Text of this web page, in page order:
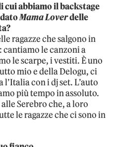
cui abbiamo il backstage
Mama Loverdelle
ragazze che salgono in
le canzoni a
le scarpe, i vestiti. È uno
mio e della Delogu, ci
con i dj set. L’auto
più tempo in assoluto.
Serebro che, a loro
le ragazze che ci sono in